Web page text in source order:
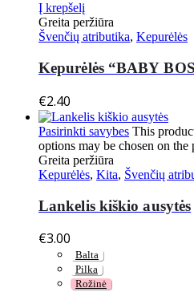
Į krepšelį
Greita peržiūra
Švenčių atributika, Kepurėlės
Kepurėlės “BABY
€2.40
Pasirinkti savybes This
options may be chosen on the
Greita peržiūra
Kepurėlės, Kita, Švenčių
Lankelis kiškio ausytės
€3.00
Balta
Pilka
Rožinė